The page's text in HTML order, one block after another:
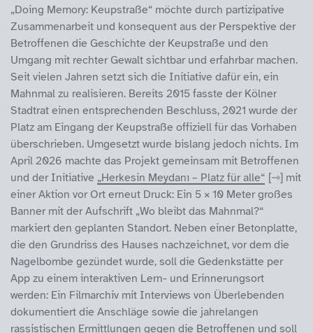
„Doing Memory: Keupstraße“ möchte durch partizipative
Zusammenarbeit und konsequent aus der Perspektive der
Betroffenen die Geschichte der Keupstraße und den
Umgang mit rechter Gewalt sichtbar und erfahrbar machen.
Seit vielen Jahren setzt sich die Initiative dafür ein, ein
Mahnmal zu realisieren. Bereits 2015 fasste der Kölner
Stadtrat einen entsprechenden Beschluss, 2021 wurde der
Platz am Eingang der Keupstraße offiziell für das Vorhaben
überschrieben. Umgesetzt wurde bislang jedoch nichts. Im
April 2026 machte das Projekt gemeinsam mit Betroffenen
und der Initiative „Herkesin Meydanı – Platz für alle“
mit
einer Aktion vor Ort erneut Druck: Ein 5 × 10 Meter großes
Banner mit der Aufschrift „Wo bleibt das Mahnmal?“
markiert den geplanten Standort. Neben einer Betonplatte,
die den Grundriss des Hauses nachzeichnet, vor dem die
Nagelbombe gezündet wurde, soll die Gedenkstätte per
App zu einem interaktiven Lern- und Erinnerungsort
werden: Ein Filmarchiv mit Interviews von Überlebenden
dokumentiert die Anschläge sowie die jahrelangen
rassistischen Ermittlungen gegen die Betroffenen und soll